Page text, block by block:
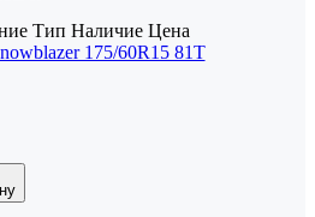
Тип Наличие Цена
175/60R15 81T